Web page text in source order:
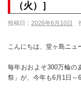
（火）］
投稿日： 2026年6月10日
こんにちは、堂ヶ島ニュ
毎年おおよそ300万輪の
祭」が、今年も6月1日～